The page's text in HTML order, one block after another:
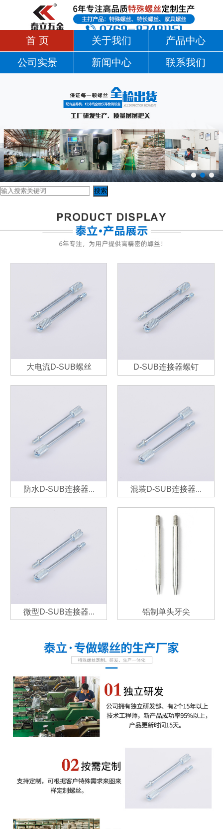
首 页 关于我们
产品中心
公司实景
新闻中心 联系我们
大电流D-SUB螺丝 D-SUB连接器螺钉
防水D-SUB连接器... 混装D-SUB连接器...
微型D-SUB连接器... 铝制单头牙尖